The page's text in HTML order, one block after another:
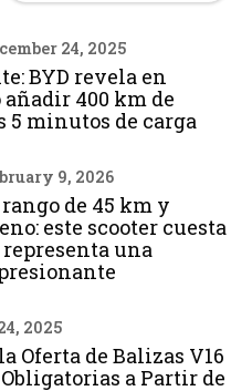
24, 2025
BYD revela en
400 km de
5 minutos de carga
9, 2026
de 45 km y
este scooter cuesta
representa una
2025
Oferta de Balizas V16
a Partir de